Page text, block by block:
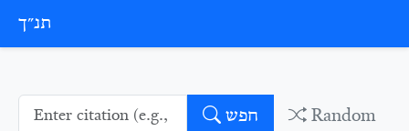
תנ״ך
חפש Random